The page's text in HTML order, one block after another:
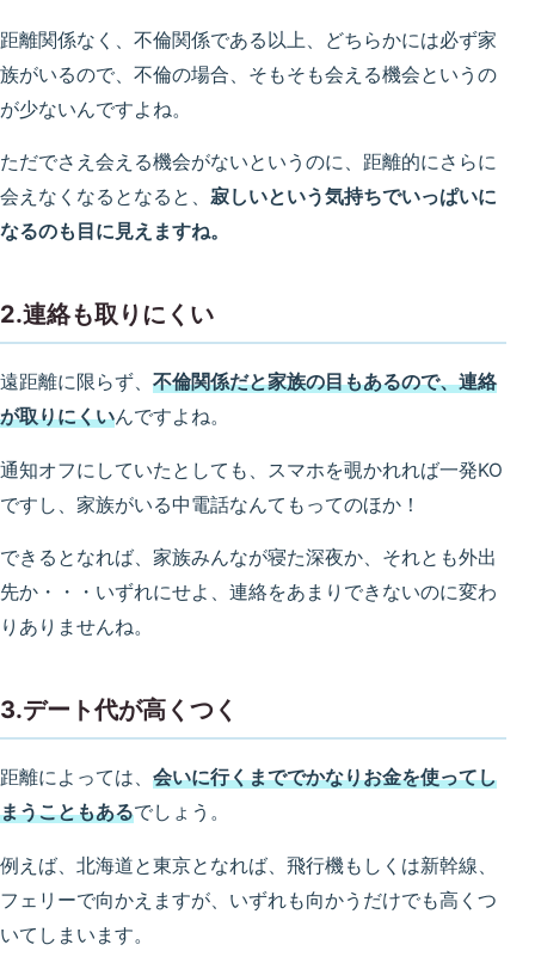
距離関係なく、不倫関係である以上、どちらかには必ず家
族がいるので、不倫の場合、そもそも会える機会というの
が少ないんですよね。
ただでさえ会える機会がないというのに、距離的にさらに
会えなくなるとなると、 寂しいという気持ちでいっぱいに
なるのも目に見えますね。
2.連絡も取りにくい
遠距離に限らず、 不倫関係だと家族の目もあるので、連絡
が取りにくいんですよね。
通知オフにしていたとしても、スマホを覗かれれば一発KO
ですし、家族がいる中電話なんてもってのほか！
できるとなれば、家族みんなが寝た深夜か、それとも外出
先か・・・いずれにせよ、連絡をあまりできないのに変わ
りありませんね。
3.デート代が高くつく
距離によっては、 会いに行くまででかなりお金を使ってし
まうこともあるでしょう。
例えば、北海道と東京となれば、飛行機もしくは新幹線、
フェリーで向かえますが、いずれも向かうだけでも高くつ
いてしまいます。